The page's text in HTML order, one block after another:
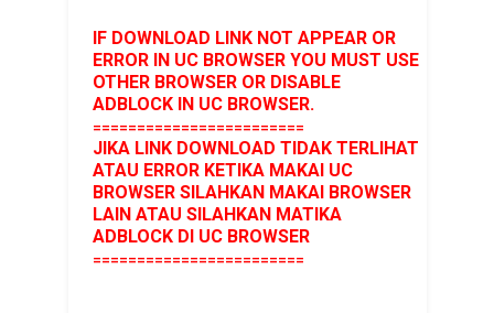
IF DOWNLOAD LINK NOT APPEAR OR
ERROR IN UC BROWSER YOU MUST USE
OTHER BROWSER OR DISABLE
ADBLOCK IN UC BROWSER.
========================
JIKA LINK DOWNLOAD TIDAK TERLIHAT
ATAU ERROR KETIKA MAKAI UC
BROWSER SILAHKAN MAKAI BROWSER
LAIN ATAU SILAHKAN MATIKA
ADBLOCK DI UC BROWSER
========================